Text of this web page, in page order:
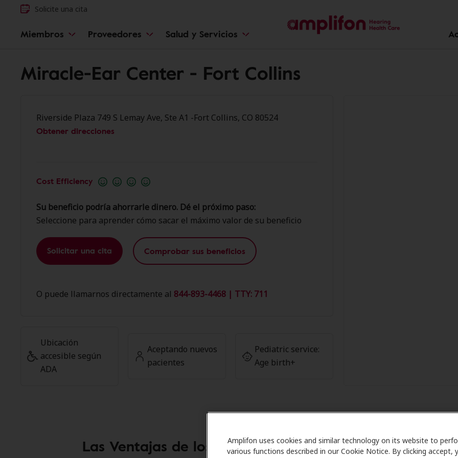
Amplifon uses cookies and similar technology on its website to
various functions described in our Cookie Notice. By clicking accept,
Solicite una cita
Miembros Proveedores Salud y Servicios
Miracle-Ear Center - Fort Collins
Riverside Plaza 749 S Lemay Ave, Ste A1 -Fort Collins, CO 80524
Obtener direcciones
Cost Efficiency
Su beneficio podría ahorrarle dinero. Dé el próximo paso:
Seleccione para aprender cómo sacar el máximo valor de su beneficio
Solicitar una cita Comprobar sus beneficios
O puede llamarnos directamente al 844-893-4468 | TTY: 711
Ubicación
accesible según
ADA
Aceptando nuevos
pacientes
Pediatric service:
Age birth+
Las Ventajas de los Miembros de Amplifon en Miracle-